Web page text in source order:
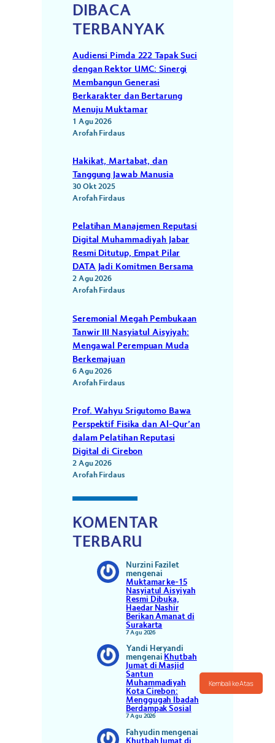
Kembali ke Atas
DIBACA
TERBANYAK
Audiensi Pimda 222 Tapak Suci
dengan Rektor UMC: Sinergi
Membangun Generasi
Berkarakter dan Bertarung
Menuju Muktamar
1 Agu 2026
Arofah Firdaus
Hakikat, Martabat, dan
Tanggung Jawab Manusia
30 Okt 2025
Arofah Firdaus
Pelatihan Manajemen Reputasi
Digital Muhammadiyah Jabar
Resmi Ditutup, Empat Pilar
DATA Jadi Komitmen Bersama
2 Agu 2026
Arofah Firdaus
Seremonial Megah Pembukaan
Tanwir III Nasyiatul Aisyiyah:
Mengawal Perempuan Muda
Berkemajuan
6 Agu 2026
Arofah Firdaus
Prof. Wahyu Srigutomo Bawa
Perspektif Fisika dan Al-Qur’an
dalam Pelatihan Reputasi
Digital di Cirebon
2 Agu 2026
Arofah Firdaus
KOMENTAR
TERBARU
Nurzini Fazilet
mengenai
Muktamar ke-15
Nasyiatul Aisyiyah
Resmi Dibuka,
Haedar Nashir
Berikan Amanat di
Surakarta
7 Agu 2026
Yandi Heryandi
mengenai Khutbah
Jumat di Masjid
Santun
Muhammadiyah
Kota Cirebon:
Menggugah Ibadah
Berdampak Sosial
7 Agu 2026
Fahyudinmengenai
Khutbah Jumat di